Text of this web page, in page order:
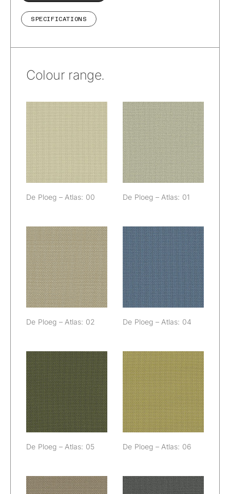
SPECIFICATIONS
Colour range.
De Ploeg –
Atlas: 00
De Ploeg – Atlas: 00
De Ploeg –
Atlas: 01
De Ploeg – Atlas: 01
De Ploeg –
Atlas: 02
De Ploeg – Atlas: 02
De Ploeg –
Atlas: 04
De Ploeg – Atlas: 04
De Ploeg –
Atlas: 05
De Ploeg – Atlas: 05
De Ploeg –
Atlas: 06
De Ploeg – Atlas: 06